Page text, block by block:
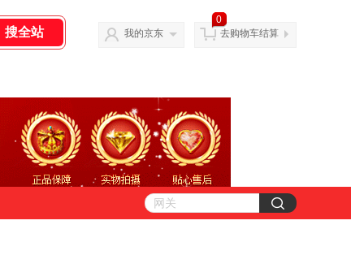
我的京东
0
去购物车结算